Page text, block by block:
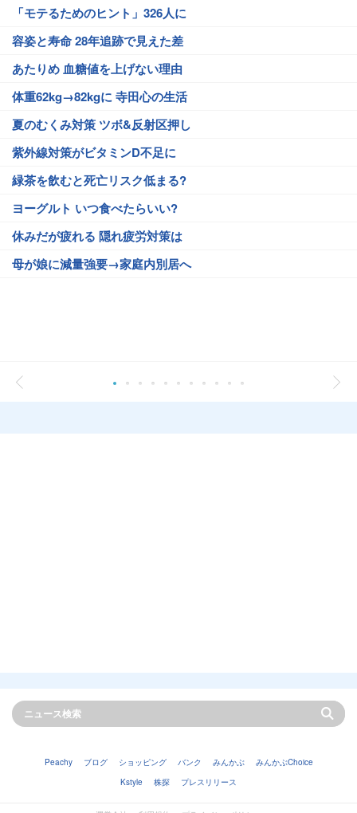
「モテるためのヒント」326人に
容姿と寿命 28年追跡で見えた差
あたりめ 血糖値を上げない理由
体重62kg→82kgに 寺田心の生活
夏のむくみ対策 ツボ&反射区押し
紫外線対策がビタミンD不足に
緑茶を飲むと死亡リスク低まる?
ヨーグルト いつ食べたらいい?
休みだが疲れる 隠れ疲労対策は
母が娘に減量強要→家庭内別居へ
Peachy ブログ ショッピング バンク みんかぶ
みんかぶChoice
Kstyle
株探 プレスリリース